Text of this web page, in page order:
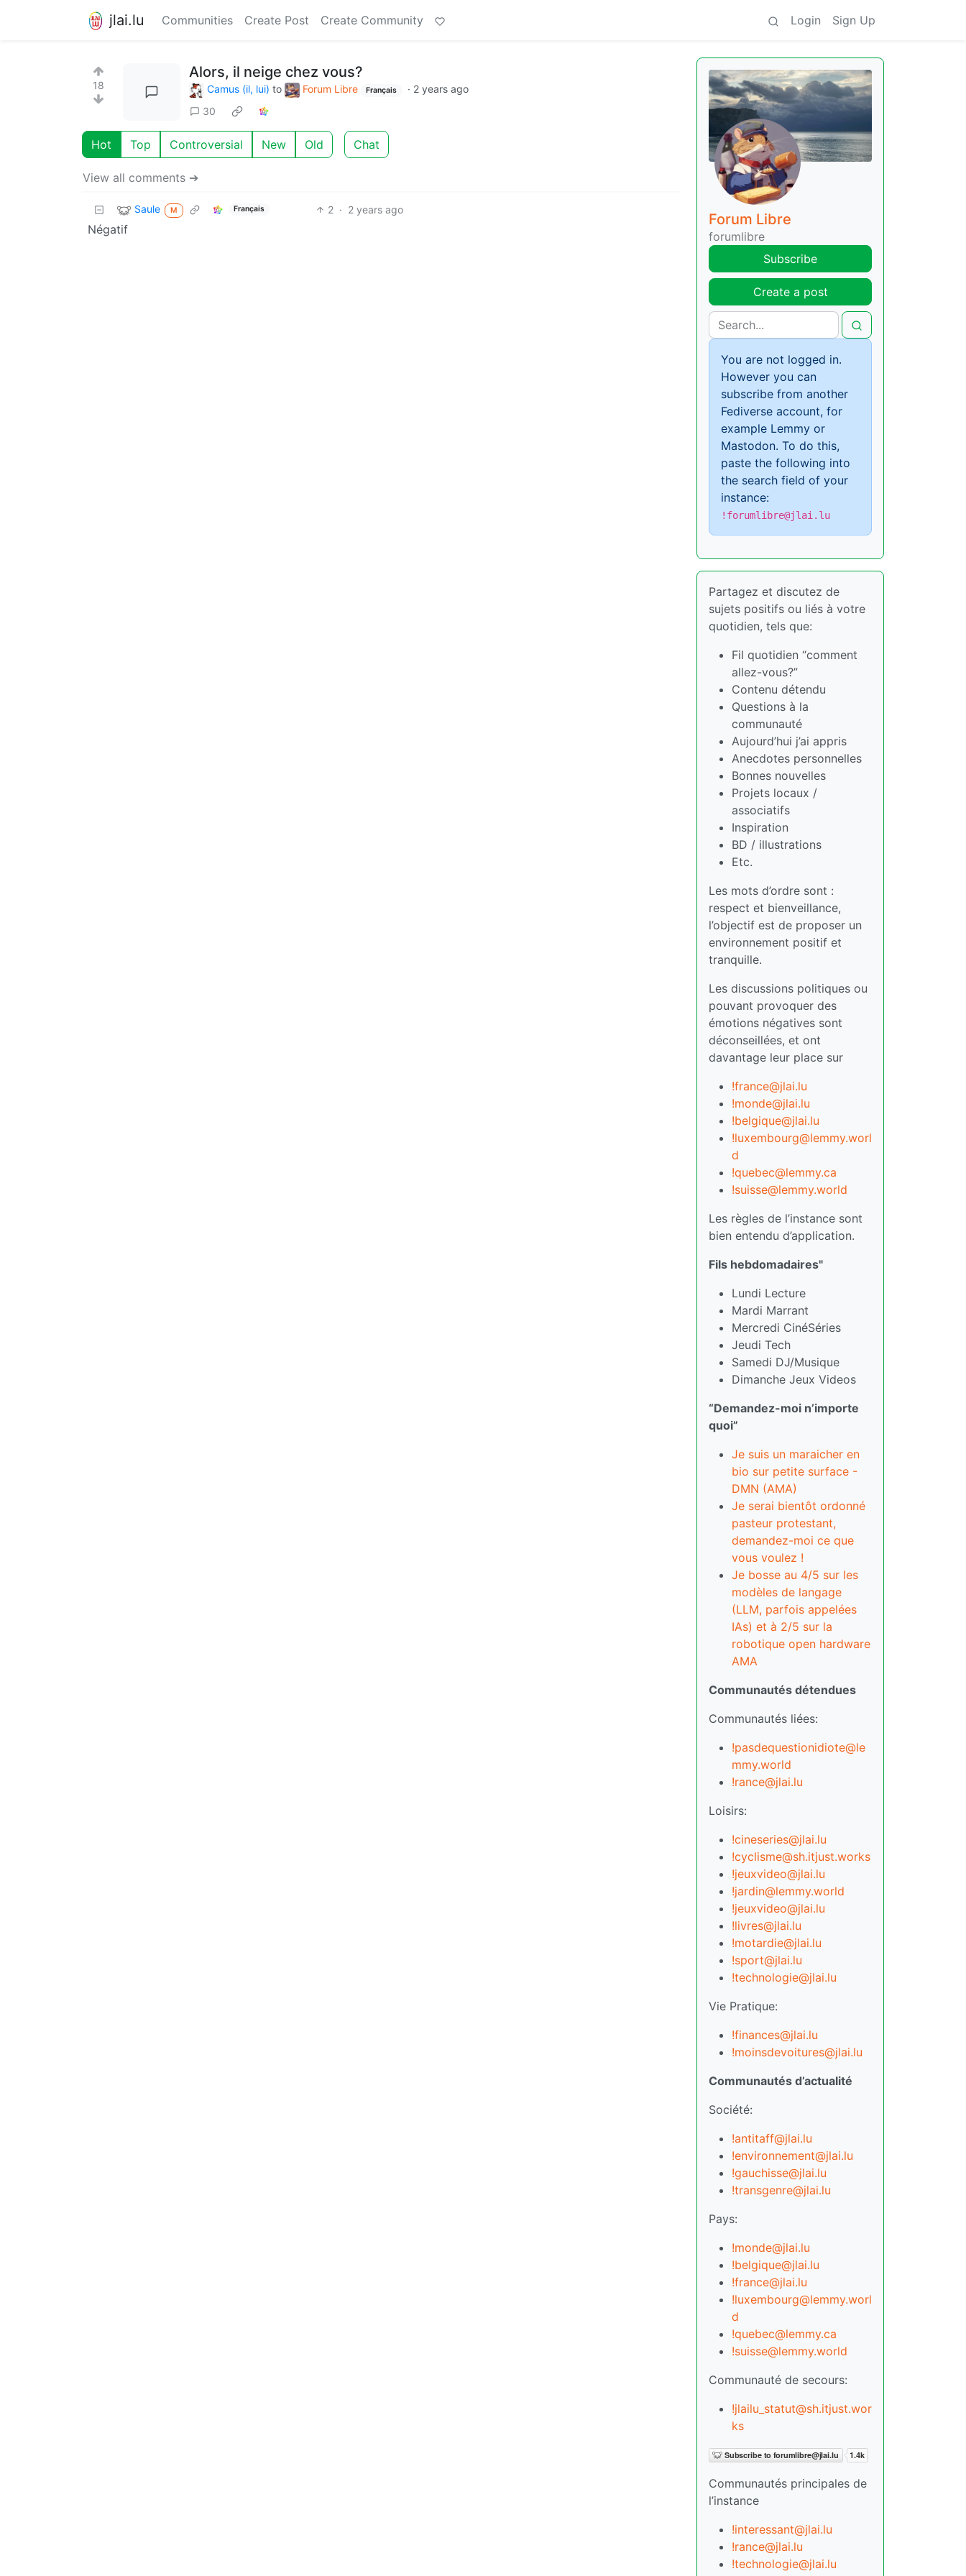
jlai.lu Communities Create Post Create Community Login Sign Up
18
Alors, il neige chez vous?
Camus (il, lui) to Forum Libre Français · 2 years ago
30
Hot Top Controversial New Old Chat
View all comments ➔
Saule M Français 2 · 2 years ago
Négatif
Forum Libre
forumlibre
Subscribe
Create a post
You are not logged in.
However you can
subscribe from another
Fediverse account, for
example Lemmy or
Mastodon. To do this,
paste the following into
the search field of your
instance:
!forumlibre@jlai.lu
Partagez et discutez de
sujets positifs ou liés à votre
quotidien, tels que:
Fil quotidien “comment
allez-vous?”
Contenu détendu
Questions à la
communauté
Aujourd’hui j’ai appris
Anecdotes personnelles
Bonnes nouvelles
Projets locaux /
associatifs
Inspiration
BD / illustrations
Etc.
Les mots d’ordre sont :
respect et bienveillance,
l’objectif est de proposer un
environnement positif et
tranquille.
Les discussions politiques ou
pouvant provoquer des
émotions négatives sont
déconseillées, et ont
davantage leur place sur
!france@jlai.lu
!monde@jlai.lu
!belgique@jlai.lu
!luxembourg@lemmy.worl
d
!quebec@lemmy.ca
!suisse@lemmy.world
Les règles de l’instance sont
bien entendu d’application.
Fils hebdomadaires"
Lundi Lecture
Mardi Marrant
Mercredi CinéSéries
Jeudi Tech
Samedi DJ/Musique
Dimanche Jeux Videos
“Demandez-moi n’importe
quoi”
Je suis un maraicher en
bio sur petite surface -
DMN (AMA)
Je serai bientôt ordonné
pasteur protestant,
demandez-moi ce que
vous voulez !
Je bosse au 4/5 sur les
modèles de langage
(LLM, parfois appelées
IAs) et à 2/5 sur la
robotique open hardware
AMA
Communautés détendues
Communautés liées:
!pasdequestionidiote@le
mmy.world
!rance@jlai.lu
Loisirs:
!cineseries@jlai.lu
!cyclisme@sh.itjust.works
!jeuxvideo@jlai.lu
!jardin@lemmy.world
!jeuxvideo@jlai.lu
!livres@jlai.lu
!motardie@jlai.lu
!sport@jlai.lu
!technologie@jlai.lu
Vie Pratique:
!finances@jlai.lu
!moinsdevoitures@jlai.lu
Communautés d’actualité
Société:
!antitaff@jlai.lu
!environnement@jlai.lu
!gauchisse@jlai.lu
!transgenre@jlai.lu
Pays:
!monde@jlai.lu
!belgique@jlai.lu
!france@jlai.lu
!luxembourg@lemmy.worl
d
!quebec@lemmy.ca
!suisse@lemmy.world
Communauté de secours:
!jlailu_statut@sh.itjust.wor
ks
Communautés principales de
l’instance
!interessant@jlai.lu
!rance@jlai.lu
!technologie@jlai.lu